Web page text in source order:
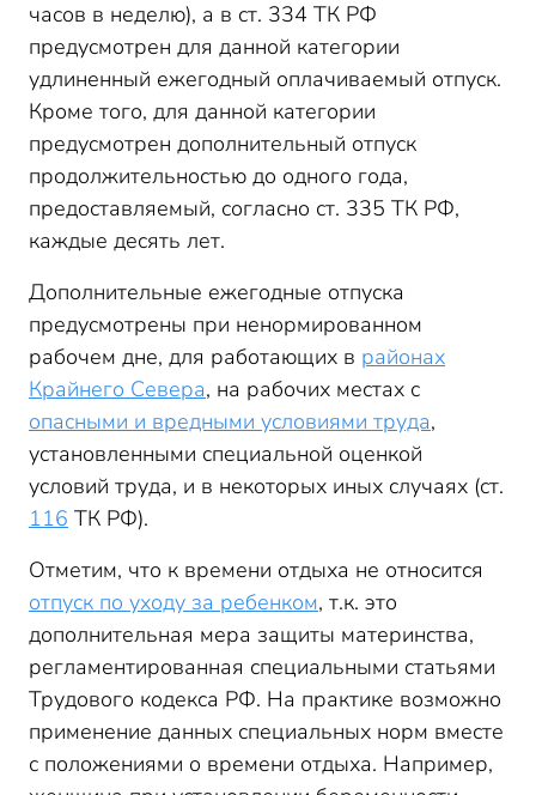
часов в неделю), а в ст. 334 ТК РФ
предусмотрен для данной категории
удлиненный ежегодный оплачиваемый отпуск.
Кроме того, для данной категории
предусмотрен дополнительный отпуск
продолжительностью до одного года,
предоставляемый, согласно ст. 335 ТК РФ,
каждые десять лет.
Дополнительные ежегодные отпуска
предусмотрены при ненормированном
рабочем дне, для работающих в районах
Крайнего Севера, на рабочих местах с
опасными и вредными условиями труда,
установленными специальной оценкой
условий труда, и в некоторых иных случаях (ст.
116 ТК РФ).
Отметим, что к времени отдыха не относится
отпуск по уходу за ребенком, т.к. это
дополнительная мера защиты материнства,
регламентированная специальными статьями
Трудового кодекса РФ. На практике возможно
применение данных специальных норм вместе
с положениями о времени отдыха. Например,